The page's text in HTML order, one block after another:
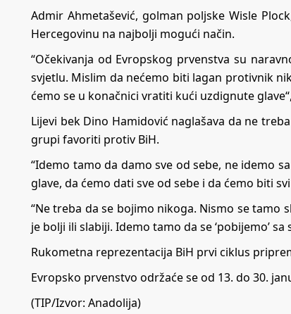
Admir Ahmetašević, golman poljske Wisle
Hercegovinu na najbolji mogući način.
“Očekivanja od Evropskog prvenstva su
svjetlu. Mislim da nećemo biti lagan protivnik
ćemo se u konačnici vratiti kući uzdignute
Lijevi bek Dino Hamidović naglašava da ne
grupi favoriti protiv BiH.
“Idemo tamo da damo sve od sebe, ne idemo
glave, da ćemo dati sve od sebe i da ćemo biti
“Ne treba da se bojimo nikoga. Nismo se tamo
je bolji ili slabiji. Idemo tamo da se ‘pobijemo’
Rukometna reprezentacija BiH prvi ciklus
Evropsko prvenstvo održaće se od 13. do 30.
(TIP/Izvor: Anadolija)